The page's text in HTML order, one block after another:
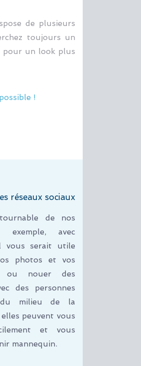
de plusieurs
toujours un
pour un look plus
!
réseaux sociaux
de nos
exemple, avec
vous serait utile
photos et vos
ou nouer des
des personnes
du milieu de la
elles peuvent vous
et vous
mannequin.